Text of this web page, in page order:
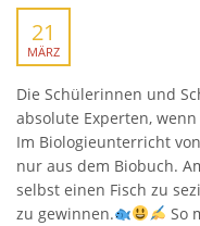
21
MÄRZ
Die Schülerinnen und
absolute Experten,
Im Biologieunterricht
nur aus dem Biobuch.
selbst einen Fisch zu
zu gewinnen.
So